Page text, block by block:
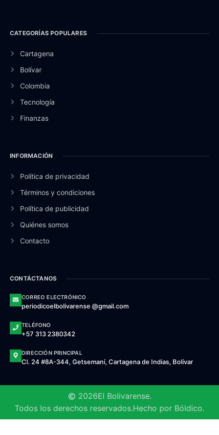
CATEGORÍAS POPULARES
Cartagena
Bolívar
Colombia
Tecnología
Finanzas
INFORMACIÓN
Política de privacidad
Términos y condiciones
Política de publicidad
Quiénes somos
Contacto
CONTÁCTANOS
CORREO ELECTRÓNICO
periodicoelbolivarense @gmail.com
TELÉFONO
+57 313 2380342
DIRECCIÓN PRINCIPAL
Cl. 24 #8A-344, Getsemaní, Cartagena de Indias, Bolívar
2026El Bolivarense.
Todos los derechos reservados.Hecho por Bóldico.